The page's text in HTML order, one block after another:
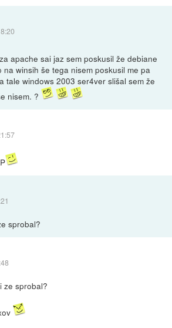
apache sai jaz sem poskusil že debiane
winsih še tega nisem poskusil me pa
tale windows 2003 ser4ver slišal sem že
nisem. ?
sprobal?
ze sprobal?